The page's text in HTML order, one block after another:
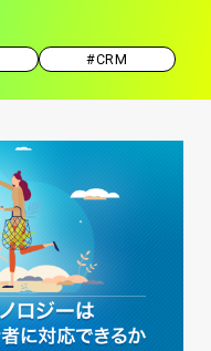
#CRM